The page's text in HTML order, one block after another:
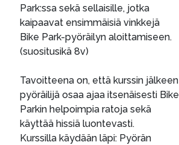
Park:ssa sekä sellaisille, jotka
kaipaavat ensimmäisiä vinkkejä
Bike Park-pyöräilyn aloittamiseen.
(suositusikä 8v)
Tavoitteena on, että kurssin jälkeen
pyöräilijä osaa ajaa itsenäisesti Bike
Parkin helpoimpia ratoja sekä
käyttää hissiä luontevasti.
Kurssilla käydään läpi: Pyörän